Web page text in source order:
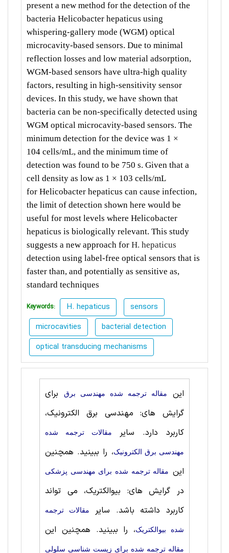
present a new method for the detection of the
bacteria Helicobacter hepaticus using
whispering-gallery mode (WGM) optical
microcavity-based sensors. Due to minimal
reflection losses and low material adsorption,
WGM-based sensors have ultra-high quality
factors, resulting in high-sensitivity sensor
devices. In this study, we have shown that
bacteria can be non-specifically detected using
WGM optical microcavity-based sensors. The
minimum detection for the device was 1 ×
104 cells/mL, and the minimum time of
detection was found to be 750 s. Given that a
cell density as low as 1 × 103 cells/mL
for Helicobacter hepaticus can cause infection,
the limit of detection shown here would be
useful for most levels where Helicobacter
hepaticus is biologically relevant. This study
suggests a new approach for H. hepaticus
detection using label-free optical sensors that is
faster than, and potentially as sensitive as,
standard techniques
Keywords: H. hepaticus
sensors
microcavities
bacterial detection
optical transducing mechanisms
این مقاله ترجمه شده مهندسی برق
برای
گرایش های: مهندسی برق الکترونیک،
کاربرد دارد. سایر
مقالات ترجمه شده
مهندسی برق الکترونیک، را ببینید. همچنین
این مقاله ترجمه شده برای مهندسی پزشکی
در گرایش های: بیوالکتریک، می تواند
کاربرد داشته باشد. سایر
مقالات ترجمه
شده بیوالکتریک، را ببینید. همچنین این
مقاله ترجمه شده برای زیست شناسی سلولی